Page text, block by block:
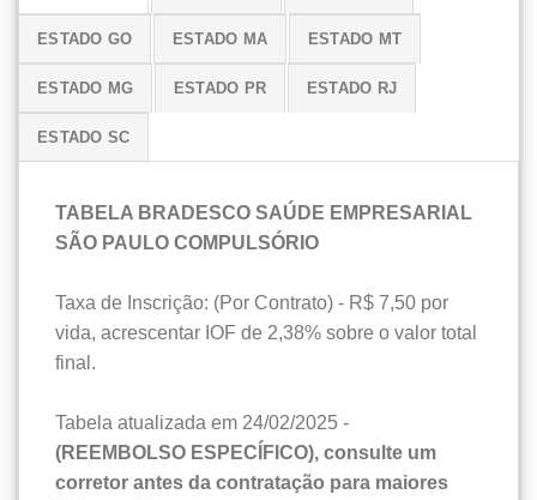
ESTADO GO ESTADO MA ESTADO MT
ESTADO MG ESTADO PR ESTADO RJ
ESTADO SC
TABELA BRADESCO SAÚDE EMPRESARIAL
SÃO PAULO COMPULSÓRIO
Taxa de Inscrição: (Por Contrato) - R$ 7,50 por
vida, acrescentar IOF de 2,38% sobre o valor total
final.
Tabela atualizada em 24/02/2025 -
(REEMBOLSO ESPECÍFICO), consulte um
corretor antes da contratação para maiores